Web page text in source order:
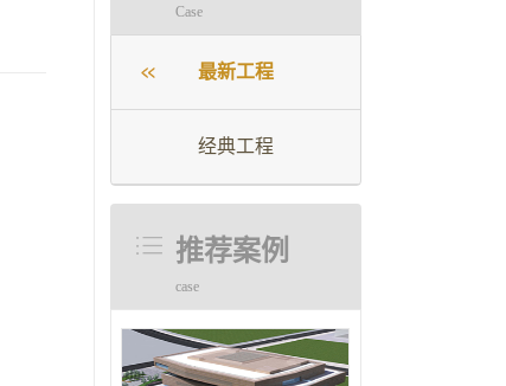
Case
最新工程
经典工程
推荐案例
case